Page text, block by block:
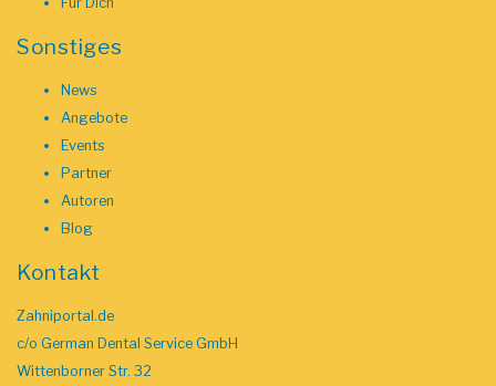
Sonstiges
News
Angebote
Events
Partner
Autoren
Blog
Kontakt
Zahniportal.de
c/o German Dental Service GmbH
Wittenborner Str. 32